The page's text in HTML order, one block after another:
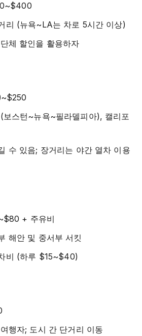
리 (뉴욕~LA는 차로 5시간 이상)
체 할인을 활용하자
보스턴~뉴욕~필라델피아), 캘리포
수 있음; 장거리는 야간 열차 이용
+ 주유비
해안 및 중서부 서킷
비 (하루 $15~$40)
행자; 도시 간 단거리 이동